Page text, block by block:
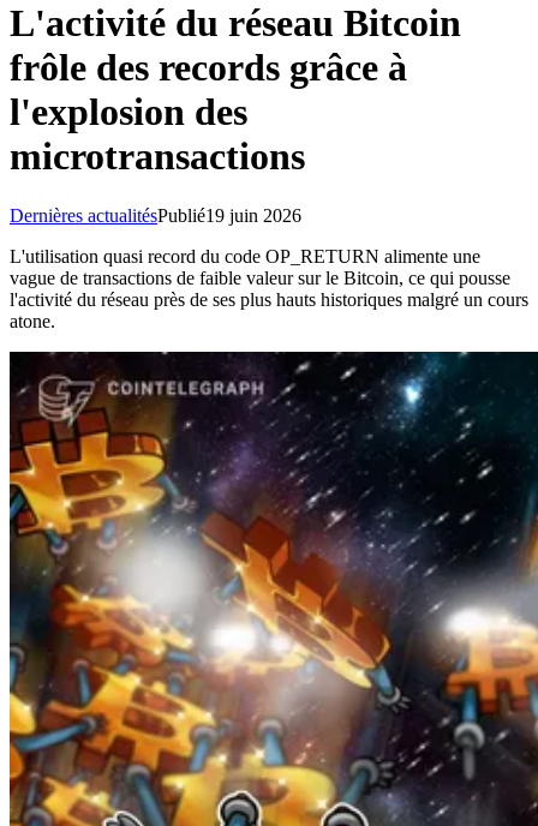
L'activité du réseau Bitcoin
frôle des records grâce à
l'explosion des
microtransactions
Dernières actualitésPublié19 juin 2026
L'utilisation quasi record du code OP_RETURN alimente une
vague de transactions de faible valeur sur le Bitcoin, ce qui pousse
l'activité du réseau près de ses plus hauts historiques malgré un cours
atone.